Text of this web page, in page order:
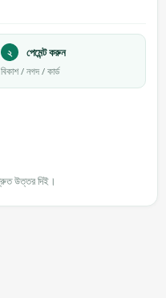
২ পেমেন্ট করুন
বিকাশ / নগদ / কার্ড
উত্তর দিই।